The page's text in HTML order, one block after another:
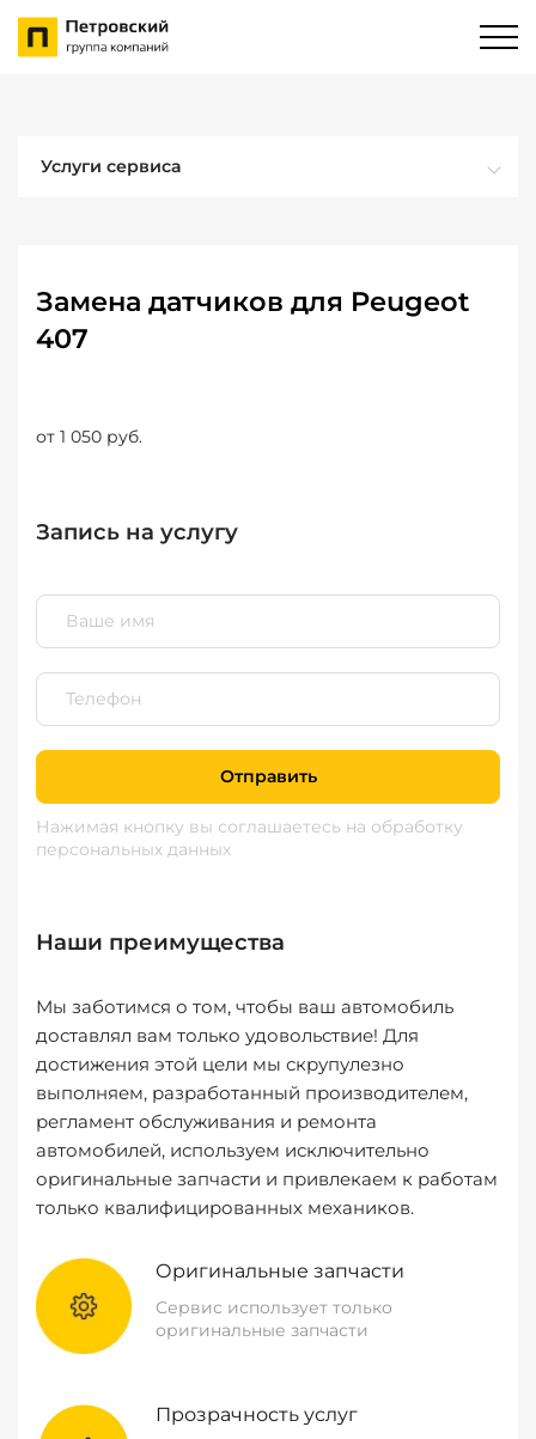
Услуги сервиса
Замена датчиков для Peugeot
407
от 1 050 руб.
Запись на услугу
Отправить
Нажимая кнопку вы соглашаетесь на обработку
персональных данных
Наши преимущества
Мы заботимся о том, чтобы ваш автомобиль
доставлял вам только удовольствие! Для
достижения этой цели мы скрупулезно
выполняем, разработанный производителем,
регламент обслуживания и ремонта
автомобилей, используем исключительно
оригинальные запчасти и привлекаем к работам
только квалифицированных механиков.
Оригинальные запчасти
Сервис использует только
оригинальные запчасти
Прозрачность услуг